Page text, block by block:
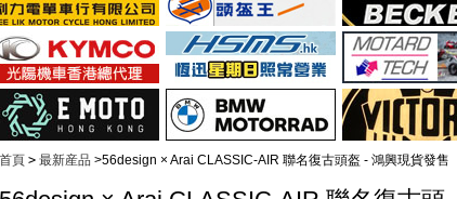
首頁 > 最新産品 >56design × Arai CLASSIC-AIR 聯名復古頭盔 - 鴻興現貨發售